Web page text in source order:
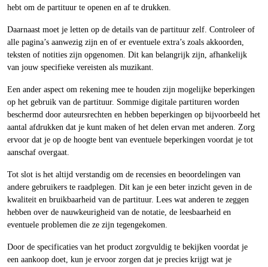
hebt om de partituur te openen en af te drukken.
Daarnaast moet je letten op de details van de partituur zelf. Controleer of
alle pagina’s aanwezig zijn en of er eventuele extra’s zoals akkoorden,
teksten of notities zijn opgenomen. Dit kan belangrijk zijn, afhankelijk
van jouw specifieke vereisten als muzikant.
Een ander aspect om rekening mee te houden zijn mogelijke beperkingen
op het gebruik van de partituur. Sommige digitale partituren worden
beschermd door auteursrechten en hebben beperkingen op bijvoorbeeld het
aantal afdrukken dat je kunt maken of het delen ervan met anderen. Zorg
ervoor dat je op de hoogte bent van eventuele beperkingen voordat je tot
aanschaf overgaat.
Tot slot is het altijd verstandig om de recensies en beoordelingen van
andere gebruikers te raadplegen. Dit kan je een beter inzicht geven in de
kwaliteit en bruikbaarheid van de partituur. Lees wat anderen te zeggen
hebben over de nauwkeurigheid van de notatie, de leesbaarheid en
eventuele problemen die ze zijn tegengekomen.
Door de specificaties van het product zorgvuldig te bekijken voordat je
een aankoop doet, kun je ervoor zorgen dat je precies krijgt wat je